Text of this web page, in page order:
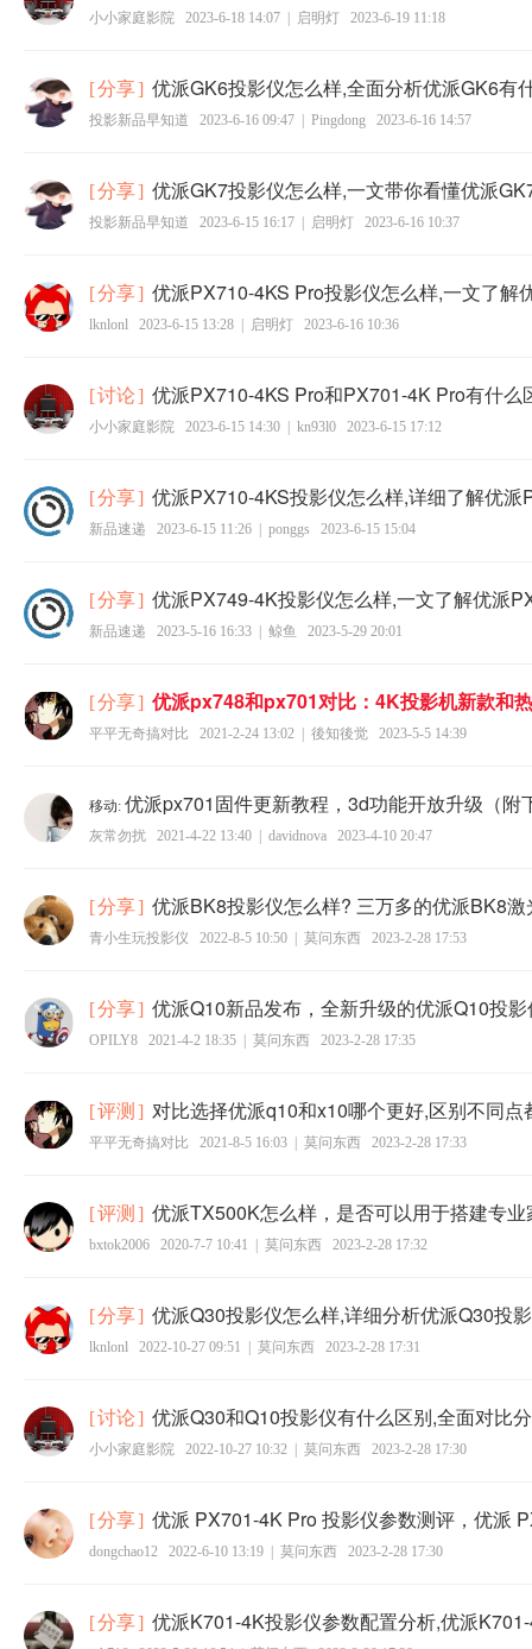
小小家庭影院 2023-6-18 14:07 启明灯 2023-6-19 11:18
[分享] 优派GK6投影仪怎么样,全面分析优派GK6有
投影新品早知道 2023-6-16 09:47 Pingdong 2023-6-16 14:57
[分享] 优派GK7投影仪怎么样,一文带你看懂优派
投影新品早知道 2023-6-15 16:17 启明灯 2023-6-16 10:37
[分享] 优派PX710-4KS Pro投影仪怎么样,一文了解
lknlonl 2023-6-15 13:28 启明灯 2023-6-16 10:36
[讨论] 优派PX710-4KS Pro和PX701-4K Pro有什么
小小家庭影院 2023-6-15 14:30 kn93l0 2023-6-15 17:12
[分享] 优派PX710-4KS投影仪怎么样,详细了解优派
新品速递 2023-6-15 11:26 ponggs 2023-6-15 15:04
[分享] 优派PX749-4K投影仪怎么样,一文了解优派
新品速递 2023-5-16 16:33 鲸鱼 2023-5-29 20:01
[分享] 优派px748和px701对比：4K投影机新款和
平平无奇搞对比 2021-2-24 13:02 後知後觉 2023-5-5 14:39
移动: 优派px701固件更新教程，3d功能开放升级（附
灰常勿扰 2021-4-22 13:40 davidnova 2023-4-10 20:47
[分享] 优派BK8投影仪怎么样? 三万多的优派BK8
青小生玩投影仪 2022-8-5 10:50 莫问东西 2023-2-28 17:53
[分享] 优派Q10新品发布，全新升级的优派Q10投
OPILY8 2021-4-2 18:35 莫问东西 2023-2-28 17:35
[评测 ] 对比选择优派q10和x10哪个更好,区别不同点
平平无奇搞对比 2021-8-5 16:03 莫问东西 2023-2-28 17:33
[评测 ] 优派TX500K怎么样，是否可以用于搭建专
bxtok2006 2020-7-7 10:41 莫问东西 2023-2-28 17:32
[分享] 优派Q30投影仪怎么样,详细分析优派Q30投
lknlonl 2022-10-27 09:51 莫问东西 2023-2-28 17:31
[讨论] 优派Q30和Q10投影仪有什么区别,全面对比
小小家庭影院 2022-10-27 10:32 莫问东西 2023-2-28 17:30
[分享] 优派 PX701-4K Pro 投影仪参数测评，优派
dongchao12 2022-6-10 13:19 莫问东西 2023-2-28 17:30
[分享] 优派K701-4K投影仪参数配置分析,优派